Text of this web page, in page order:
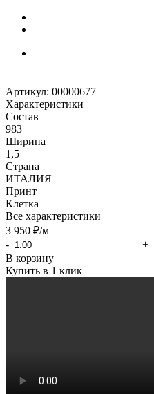
Артикул: 00000677
Характеристики
Состав
983
Ширина
1,5
Страна
ИТАЛИЯ
Принт
Клетка
Все характеристики
3 950 ₽/м
-
+
В корзину
Купить в 1 клик